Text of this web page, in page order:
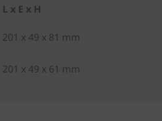
L x E x H
201 x 49 x 81 mm
201 x 49 x 61 mm